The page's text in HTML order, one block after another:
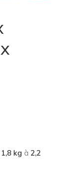
1,8 kg à 2,2